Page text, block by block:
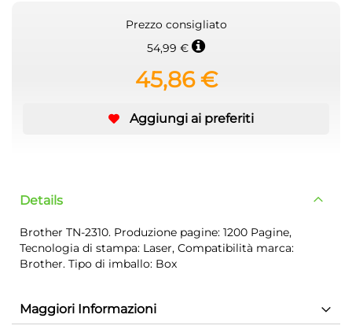
Prezzo consigliato
54,99 €
45,86 €
Aggiungi ai preferiti
Details
Brother TN-2310. Produzione pagine: 1200 Pagine,
Tecnologia di stampa: Laser, Compatibilità marca:
Brother. Tipo di imballo: Box
Maggiori Informazioni